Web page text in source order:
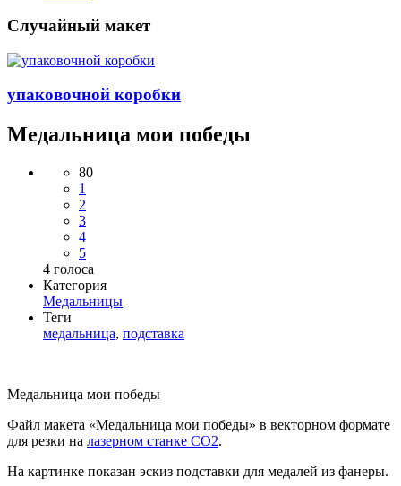
Случайный макет
упаковочной коробки
Медальница мои победы
80
1
2
3
4
5
4 голоса
Категория
Медальницы
Теги
медальница, подставка
Медальница мои победы
Файл макета «Медальница мои победы» в векторном формате
для резки на лазерном станке СО2.
На картинке показан эскиз подставки для медалей из фанеры.